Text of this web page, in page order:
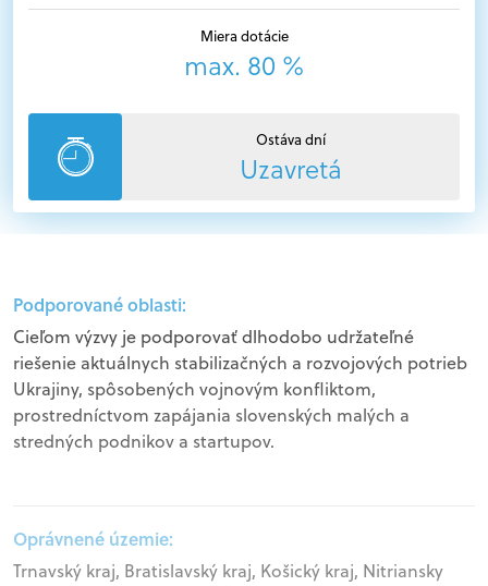
Miera dotácie
max. 80 %
Ostáva dní
Uzavretá
Podporované oblasti:
Cieľom výzvy je podporovať dlhodobo udržateľné
riešenie aktuálnych stabilizačných a rozvojových potrieb
Ukrajiny, spôsobených vojnovým konfliktom,
prostredníctvom zapájania slovenských malých a
stredných podnikov a startupov.
Oprávnené územie:
Trnavský kraj, Bratislavský kraj, Košický kraj, Nitriansky